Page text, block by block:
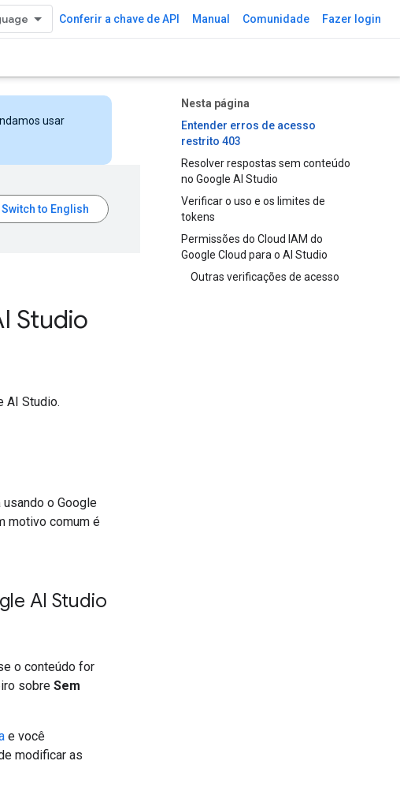
Conferir a chave de API Manual Comunidade Fazer login
Nesta página
Entender erros de acesso
restrito 403
Resolver respostas sem conteúdo
no Google AI Studio
Verificar o uso e os limites de
tokens
Permissões do Cloud IAM do
Google Cloud para o AI Studio
Outras verificações de acesso
usar
Studio
AI Studio.
o Google
motivo comum é
AI Studio
o conteúdo for
sobre Sem
e você
modificar as